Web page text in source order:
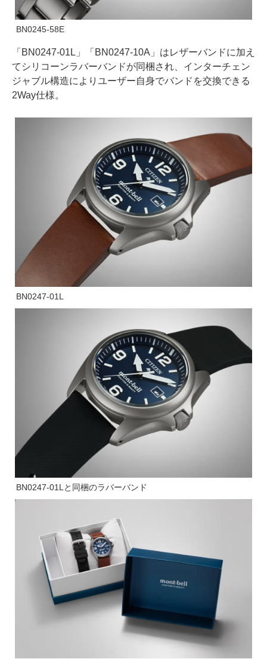
BN0245-58E
「BN0247-01L」「BN0247-10A」はレザーバンドに加え
てシリコーンラバーバンドが同梱され、インターチェン
ジャブル構造によりユーザー自身でバンドを交換できる
2Way仕様。
BN0247-01L
BN0247-01Lと同梱のラバーバンド